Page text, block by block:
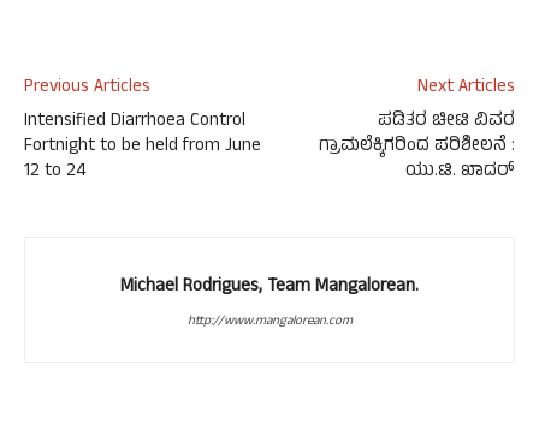
Previous Articles
Intensified Diarrhoea Control
Fortnight to be held from June
12 to 24
Next Articles
ಪಡಿತರ ಚೀಟಿ ವಿವರ
ಗ್ರಾಮಲೆಕ್ಕಿಗರಿಂದ ಪರಿಶೀಲನೆ :
ಯು.ಟಿ. ಖಾದರ್
Michael Rodrigues, Team Mangalorean.
http://www.mangalorean.com